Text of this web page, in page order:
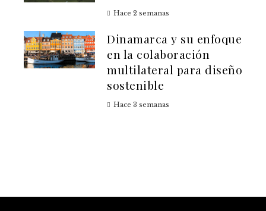
Hace 2 semanas
Dinamarca y su enfoque
en la colaboración
multilateral para diseño
sostenible
Hace 3 semanas